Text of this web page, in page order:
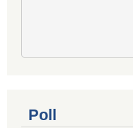
Poll